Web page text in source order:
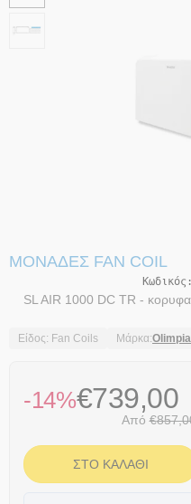
ΜΟΝΆΔΕΣ FAN COIL
Κωδικός:
SL AIR 1000 DC TR -
Είδος: Fan Coils Μάρκα:
-14%€739,00
Από €
ΣΤΟ ΚΑΛΆΘΙ